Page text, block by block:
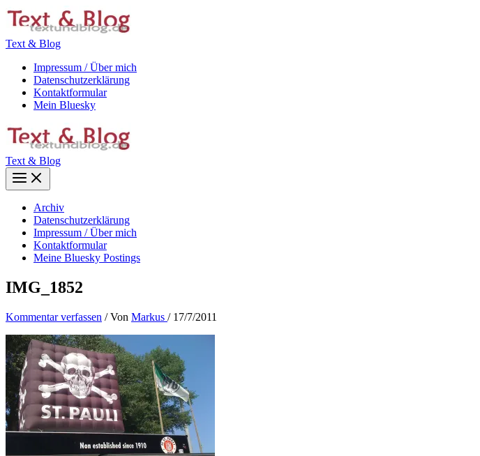
Zum
Inhalt
Text & Blog
Impressum / Über mich
Datenschutzerklärung
Kontaktformular
Mein Bluesky
Text & Blog
Main
Menu
Archiv
Datenschutzerklärung
Impressum / Über mich
Kontaktformular
Meine Bluesky Postings
IMG_1852
Kommentar verfassen / Von Markus / 17/7/2011